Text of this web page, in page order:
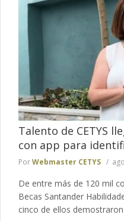
Talento de CETYS
con app para
PorWebmaster CETYS
De entre más de 120 mil
Becas Santander
cinco de ellos